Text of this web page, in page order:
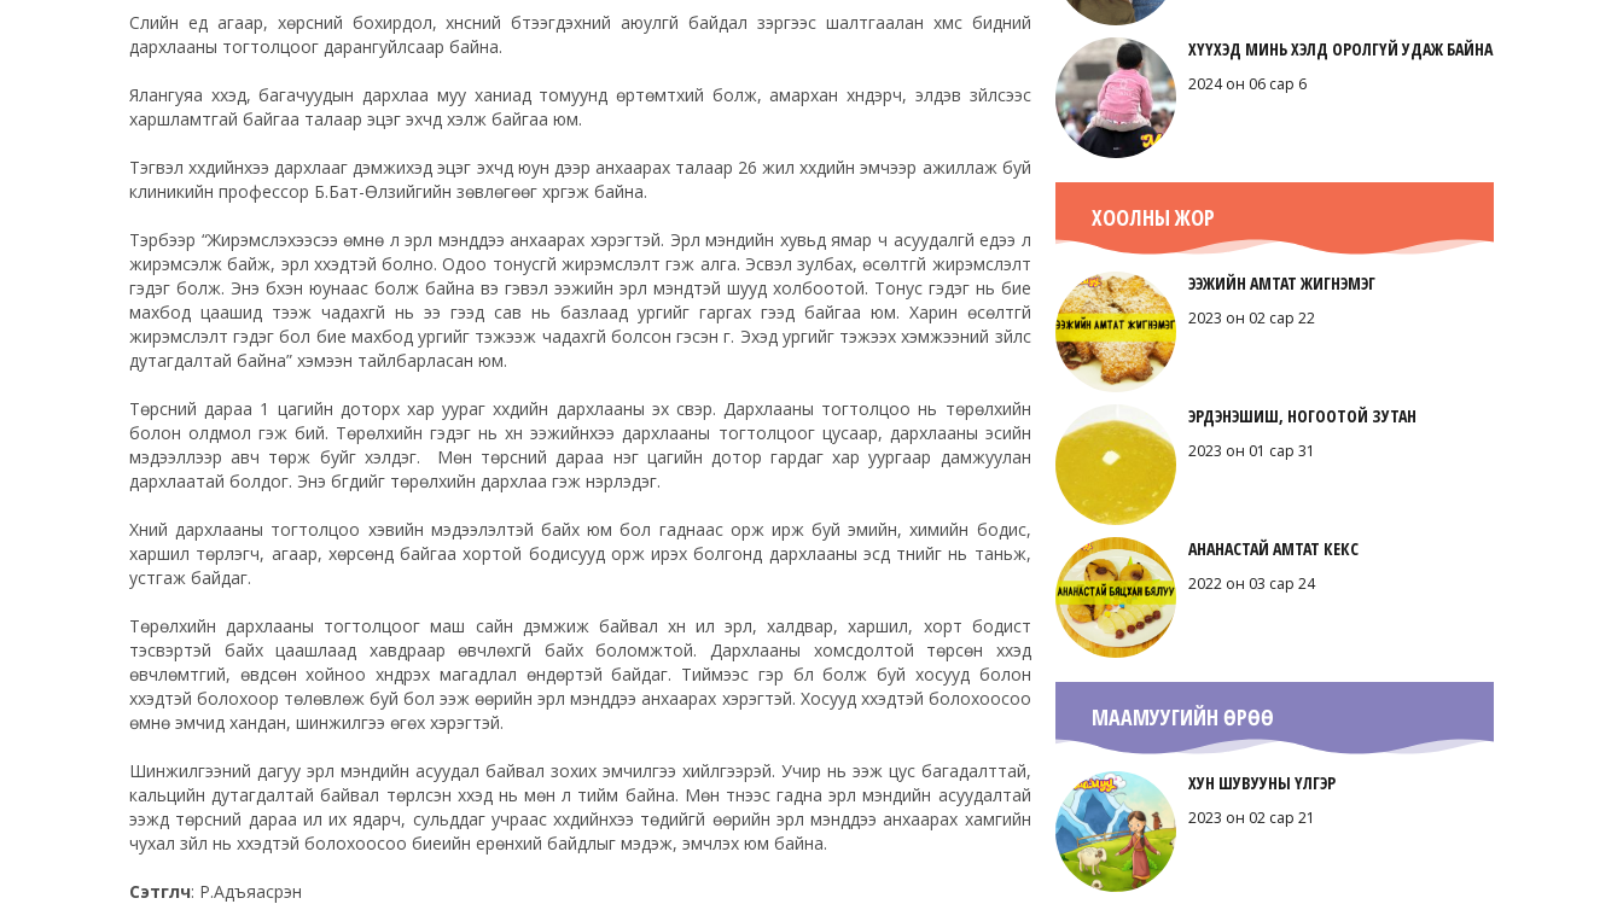
Сүүлийн үед агаар, хөрсний бохирдол, хүнсний бүтээгдэхүүний аюулгүй байдал зэргээс шалтгаалан хүмүүс бидний
дархлааны тогтолцоог дарангуйлсаар байна.
Ялангуяа хүүхэд, багачуудын дархлаа муу ханиад томуунд өртөмтхий болж, амархан хүндэрч, элдэв зүйлсээс
харшламтгай байгаа талаар эцэг эхчүүд хэлж байгаа юм.
Тэгвэл хүүхдийнхээ дархлааг дэмжихэд эцэг эхчүүд юун дээр анхаарах талаар 26 жил хүүхдийн эмчээр ажиллаж буй
клиникийн профессор Б.Бат-Өлзийгийн зөвлөгөөг хүргэж байна.
Тэрбээр “Жирэмслэхээсээ өмнө л эрүүл мэнддээ анхаарах хэрэгтэй. Эрүүл мэндийн хувьд ямар ч асуудалгүй үедээ л
жирэмсэлж байж, эрүүл хүүхэдтэй болно. Одоо тонусгүй жирэмслэлт гэж алга. Эсвэл зулбах, өсөлтгүй жирэмслэлт
гэдэг болж. Энэ бүхэн юунаас болж байна вэ гэвэл ээжийн эрүүл мэндтэй шууд холбоотой. Тонус гэдэг нь бие
махбод цаашид тээж чадахгүй нь ээ гээд сав нь базлаад ургийг гаргах гээд байгаа юм. Харин өсөлтгүй
жирэмслэлт гэдэг бол бие махбод ургийг тэжээж чадахгүй болсон гэсэн үг. Эхэд ургийг тэжээх хэмжээний зүйлс
дутагдалтай байна” хэмээн тайлбарласан юм.
Төрсний дараа 1 цагийн доторх хар уураг хүүхдийн дархлааны эх үүсвэр. Дархлааны тогтолцоо нь төрөлхийн
болон олдмол гэж бий. Төрөлхийн гэдэг нь хүн ээжийнхээ дархлааны тогтолцоог цусаар, дархлааны эсийн
мэдээллээр авч төрж буйг хэлдэг. Мөн төрсний дараа нэг цагийн дотор гардаг хар уургаар дамжуулан
дархлаатай болдог. Энэ бүгдийг төрөлхийн дархлаа гэж нэрлэдэг.
Хүний дархлааны тогтолцоо хэвийн мэдээлэлтэй байх юм бол гаднаас орж ирж буй эмийн, химийн бодис,
харшил төрүүлэгч, агаар, хөрсөнд байгаа хортой бодисууд орж ирэх болгонд дархлааны эсүүд түүнийг нь таньж,
устгаж байдаг.
Төрөлхийн дархлааны тогтолцоог маш сайн дэмжиж байвал хүн илүү эрүүл, халдвар, харшил, хорт бодист
тэсвэртэй байх цаашлаад хавдраар өвчлөхгүй байх боломжтой. Дархлааны хомсдолтой төрсөн хүүхэд
өвчлөмтгий, өвдсөн хойноо хүндрэх магадлал өндөртэй байдаг. Тиймээс гэр бүл болж буй хосууд болон
хүүхэдтэй болохоор төлөвлөж буй бол ээж өөрийн эрүүл мэнддээ анхаарах хэрэгтэй. Хосууд хүүхэдтэй болохоосоо
өмнө эмчид хандан, шинжилгээ өгөх хэрэгтэй.
Шинжилгээний дагуу эрүүл мэндийн асуудал байвал зохих эмчилгээ хийлгээрэй. Учир нь ээж цус багадалттай,
кальцийн дутагдалтай байвал төрүүлсэн хүүхэд нь мөн л тийм байна. Мөн түүнээс гадна эрүүл мэндийн асуудалтай
ээжүүд төрсний дараа илүү их ядарч, сульддаг учраас хүүхдийнхээ төдийгүй өөрийн эрүүл мэнддээ анхаарах хамгийн
чухал зүйл нь хүүхэдтэй болохоосоо биеийн ерөнхий байдлыг мэдэж, эмчлэх юм байна.
Сэтгүүлч: Р.Адъяасүрэн
ХҮҮХЭД МИНЬ ХЭЛД ОРОЛГҮЙ УДАЖ БАЙНА
2024 он 06 сар 6
ХООЛНЫ ЖОР
ЭЭЖИЙН АМТАТ ЖИГНЭМЭГ
2023 он 02 сар 22
ЭРДЭНЭШИШ, НОГООТОЙ ЗУТАН
2023 он 01 сар 31
АНАНАСТАЙ АМТАТ КЕКС
2022 он 03 сар 24
МААМУУГИЙН ӨРӨӨ
ХУН ШУВУУНЫ ҮЛГЭР
2023 он 02 сар 21